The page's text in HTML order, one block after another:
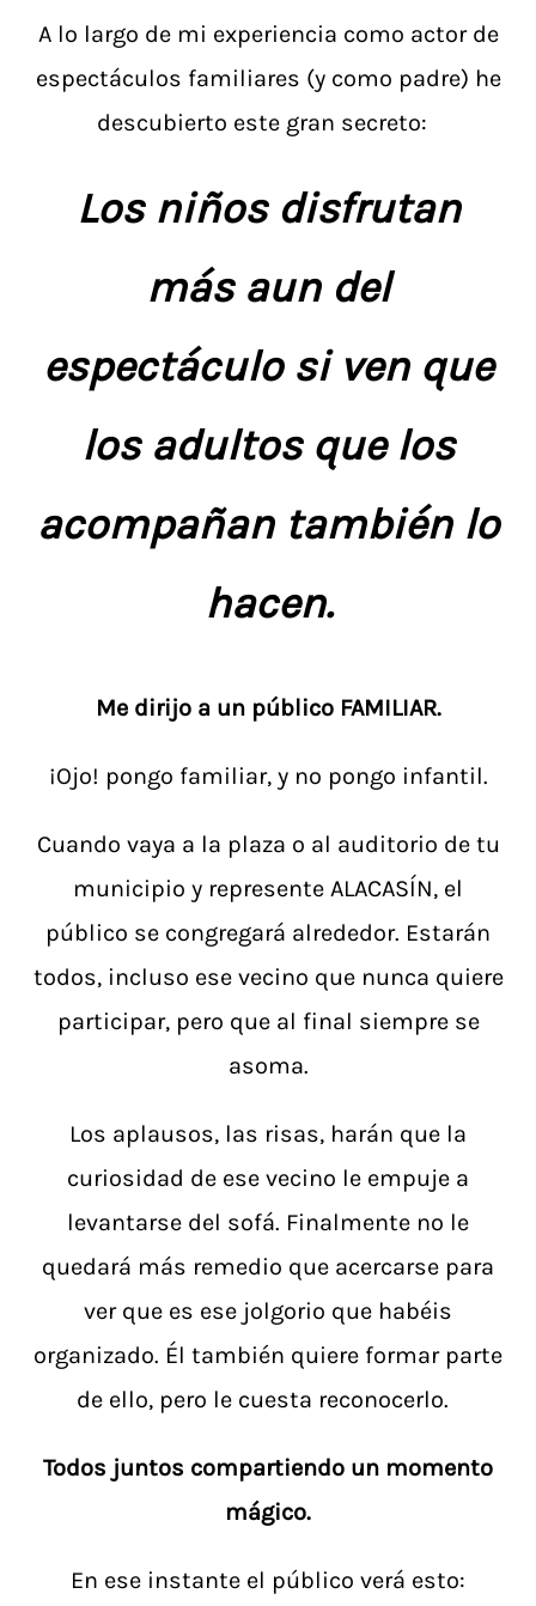
A lo largo de mi experiencia como actor de
espectáculos familiares (y como padre) he
descubierto este gran secreto:
Los niños disfrutan
más aun del
espectáculo si ven que
los adultos que los
acompañan también lo
hacen.
Me dirijo a un público FAMILIAR.
¡Ojo! pongo familiar, y no pongo infantil.
Cuando vaya a la plaza o al auditorio de tu
municipio y represente ALACASÍN, el
público se congregará alrededor. Estarán
todos, incluso ese vecino que nunca quiere
participar, pero que al final siempre se
asoma.
Los aplausos, las risas, harán que la
curiosidad de ese vecino le empuje a
levantarse del sofá. Finalmente no le
quedará más remedio que acercarse para
ver que es ese jolgorio que habéis
organizado. Él también quiere formar parte
de ello, pero le cuesta reconocerlo.
Todos juntos compartiendo un momento
mágico.
En ese instante el público verá esto: